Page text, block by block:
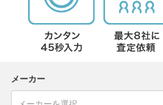
メーカー